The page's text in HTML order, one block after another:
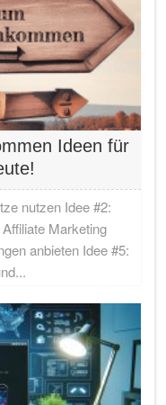
Ideen für
nutzen Idee #2:
Marketing
anbieten Idee #5: